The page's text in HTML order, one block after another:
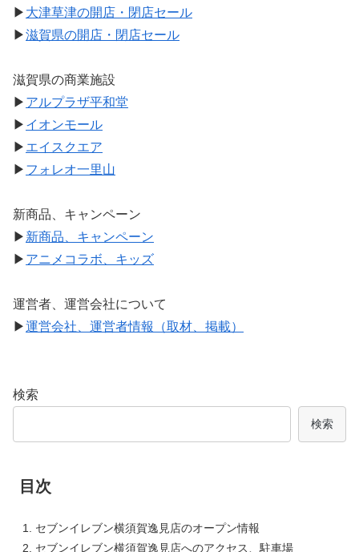
▶ 大津草津の開店・閉店セール
▶滋賀県の開店・閉店セール
滋賀県の商業施設
▶ アルプラザ平和堂
▶ イオンモール
▶ エイスクエア
▶ フォレオ一里山
新商品、キャンペーン
▶ 新商品、キャンペーン
▶ アニメコラボ、キッズ
運営者、運営会社について
▶運営会社、運営者情報（取材、掲載）
検索
検索
目次
セブンイレブン横須賀逸見店のオープン情報
セブンイレブン横須賀逸見店へのアクセス、駐車場